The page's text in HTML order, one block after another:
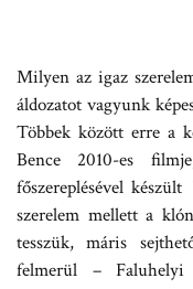
Milyen az igaz
áldozatot vagyunk
Többek között erre a
Bence 2010-es
főszereplésével készült
szerelem mellett a
tesszük, máris
felmerül – Faluhelyi